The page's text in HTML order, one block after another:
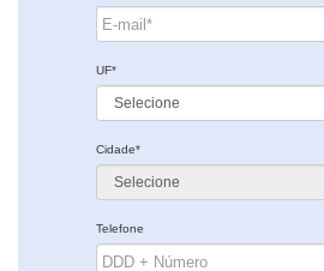
UF*
Cidade*
Telefone